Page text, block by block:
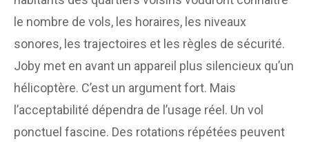
le nombre de vols, les horaires, les niveaux
sonores, les trajectoires et les règles de sécurité.
Joby met en avant un appareil plus silencieux qu’un
hélicoptère. C’est un argument fort. Mais
l’acceptabilité dépendra de l’usage réel. Un vol
ponctuel fascine. Des rotations répétées peuvent